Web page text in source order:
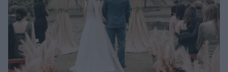
Woman Power
Parenting
Working Girl
Real Women